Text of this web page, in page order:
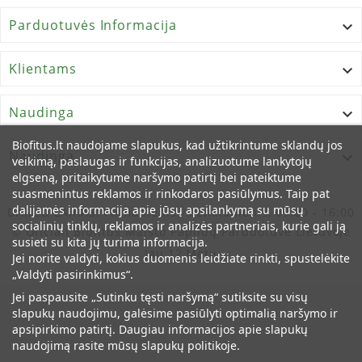
Varškės sūris
Kiaušinio trynio
Vištienos kepenėlių
Maisto papildas neturėtų būti vartojamas kaip maisto
pakaitalas. Svarbu įvairi ir subalansuota mityba bei sveikas
gyvenimo būdas.
Produkto kilmės šalis: ES.
Produkto gamyba sertifikuota pagal GMP, HACCP, ISO
standartus.
Parduotuvės Informacija 
Klientams 
Naudinga 
Naudinga
Biofitus.lt naudojame slapukus, kad užtikrintume sklandų jos
veikimą, paslaugas ir funkcijas, analizuotume lankytojų
elgseną, pritaikytume naršymo patirtį bei pateiktume
suasmenintus reklamos ir rinkodaros pasiūlymus. Taip pat
dalijamės informacija apie jūsų apsilankymą su mūsų
socialinių tinklų, reklamos ir analizės partneriais, kurie gali ją
susieti su kita jų turima informacija.
Jei norite valdyti, kokius duomenis leidžiate rinkti, spustelėkite
„Valdyti pasirinkimus“.
Jei paspausite „Sutinku tęsti naršymą“ sutiksite su visų
slapukų naudojimu, galėsime pasiūlyti optimalią naršymo ir
apsipirkimo patirtį. Daugiau informacijos apie slapukų
naudojimą rasite mūsų slapukų politikoje.
DARBO LAIKAS: Pirmadienis - Penktadienis, 09:00 - 16:00
© Oficiali Biofitus Maisto Papildų Parduotuvė Lietuvoje
Jau 12 Metų